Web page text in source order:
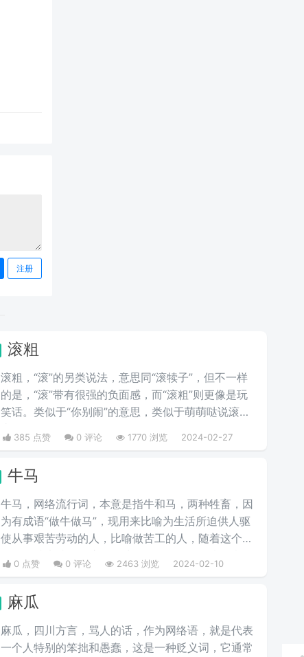
注册
滚粗
滚粗，“滚”的另类说法，意思同“滚犊子”，但不一样
的是，“滚”带有很强的负面感，而“滚粗”则更像是玩
笑话。类似于“你别闹”的意思，类似于萌萌哒说滚粗
385 点赞 0 评论 1770 浏览 2024-02-27
牛马
牛马，网络流行词，本意是指牛和马，两种牲畜，因
为有成语“做牛做马”，现用来比喻为生活所迫供人驱
使从事艰苦劳动的人，比喻做苦工的人，随着这个梗
用的人越来越多，这个梗从最开始的很强的嘲讽意
味，慢慢演变成了调侃，现在很多人用这个梗来调侃
0 点赞 0 评论 2463 浏览 2024-02-10
麻瓜
麻瓜，四川方言，骂人的话，作为网络语，就是代表
一个人特别的笨拙和愚蠢，这是一种贬义词，它通常